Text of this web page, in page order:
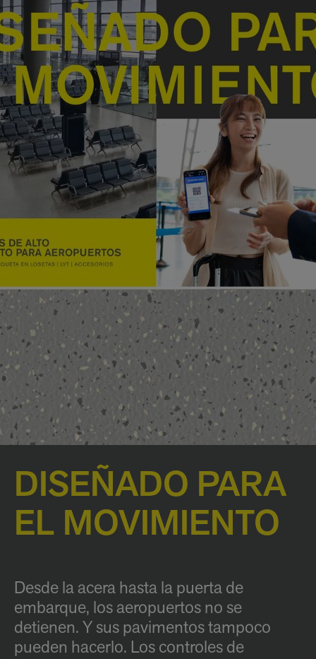
DISEÑADO PARA
EL MOVIMIENTO
Desde la acera hasta la puerta de
embarque, los aeropuertos no se
detienen. Y sus pavimentos tampoco
pueden hacerlo. Los controles de